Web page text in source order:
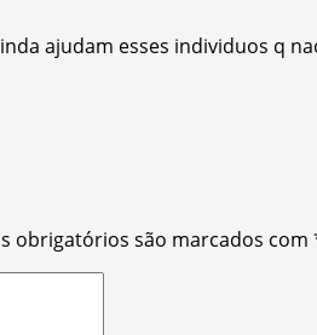
ajudam esses individuos q
obrigatórios são marcados com